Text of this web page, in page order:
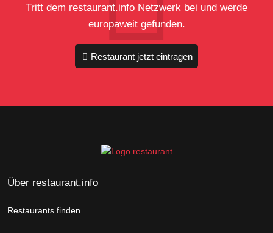
Tritt dem restaurant.info Netzwerk bei und werde
europaweit gefunden.
Restaurant jetzt eintragen
Über restaurant.info
Restaurants finden